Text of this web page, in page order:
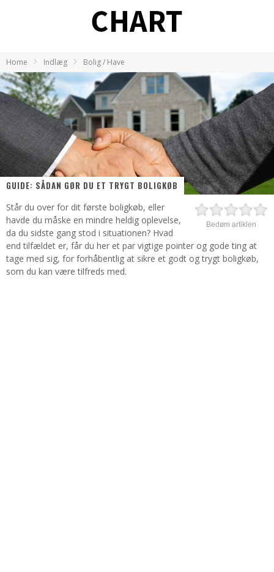
Home Indlæg Bolig / Have
GUIDE: SÅDAN GØR DU ET TRYGT BOLIGKØB
Bedøm artiklen
Står du over for dit første boligkøb, eller
havde du måske en mindre heldig oplevelse,
da du sidste gang stod i situationen? Hvad
end tilfældet er, får du her et par vigtige pointer og gode ting at
tage med sig, for forhåbentlig at sikre et godt og trygt boligkøb,
som du kan være tilfreds med.